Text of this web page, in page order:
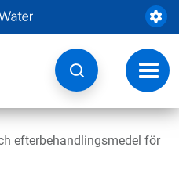
Ändra
efterbehandlingsmedel för